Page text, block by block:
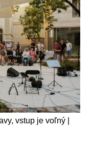
vstup je voľný |